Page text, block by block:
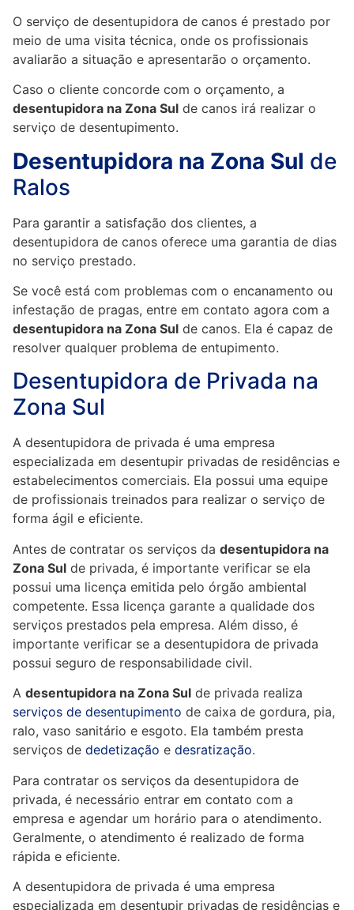
O serviço de desentupidora de canos é prestado por
meio de uma visita técnica, onde os profissionais
avaliarão a situação e apresentarão o orçamento.
Caso o cliente concorde com o orçamento, a
desentupidora na Zona Sul de canos irá realizar o
serviço de desentupimento.
Desentupidora na Zona Sul de
Ralos
Para garantir a satisfação dos clientes, a
desentupidora de canos oferece uma garantia de dias
no serviço prestado.
Se você está com problemas com o encanamento ou
infestação de pragas, entre em contato agora com a
desentupidora na Zona Sul de canos. Ela é capaz de
resolver qualquer problema de entupimento.
Desentupidora de Privada na
Zona Sul
A desentupidora de privada é uma empresa
especializada em desentupir privadas de residências e
estabelecimentos comerciais. Ela possui uma equipe
de profissionais treinados para realizar o serviço de
forma ágil e eficiente.
Antes de contratar os serviços da desentupidora na
Zona Sul de privada, é importante verificar se ela
possui uma licença emitida pelo órgão ambiental
competente. Essa licença garante a qualidade dos
serviços prestados pela empresa. Além disso, é
importante verificar se a desentupidora de privada
possui seguro de responsabilidade civil.
A desentupidora na Zona Sul de privada realiza
serviços de desentupimento de caixa de gordura, pia,
ralo, vaso sanitário e esgoto. Ela também presta
serviços de dedetização e desratização.
Para contratar os serviços da desentupidora de
privada, é necessário entrar em contato com a
empresa e agendar um horário para o atendimento.
Geralmente, o atendimento é realizado de forma
rápida e eficiente.
A desentupidora de privada é uma empresa
especializada em desentupir privadas de residências e